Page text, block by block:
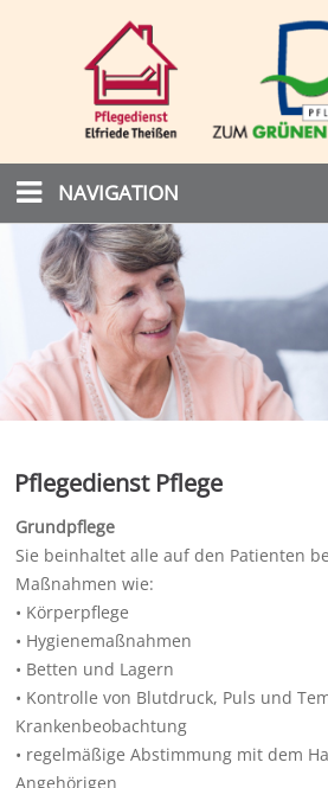
NAVIGATION
Pflegedienst Pflege
Grundpflege
Sie beinhaltet alle auf den Patienten
Maßnahmen wie:
• Körperpflege
• Hygienemaßnahmen
• Betten und Lagern
• Kontrolle von Blutdruck, Puls und
Krankenbeobachtung
• regelmäßige Abstimmung mit dem
Angehörigen